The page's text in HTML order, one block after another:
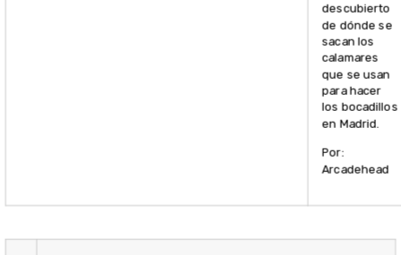
descubierto
de dónde se
sacan los
calamares
que se usan
para hacer
los bocadillos
en Madrid.
Por:
Arcadehead